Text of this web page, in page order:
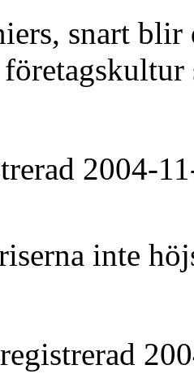
snart
2004-
inte